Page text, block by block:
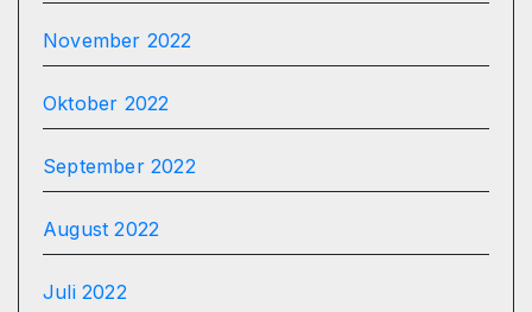
November 2022
Oktober 2022
September 2022
August 2022
Juli 2022